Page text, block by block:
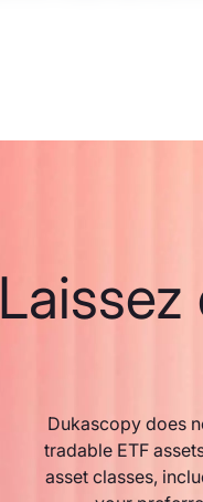
Dukascopy does
tradable ETF
asset classes,